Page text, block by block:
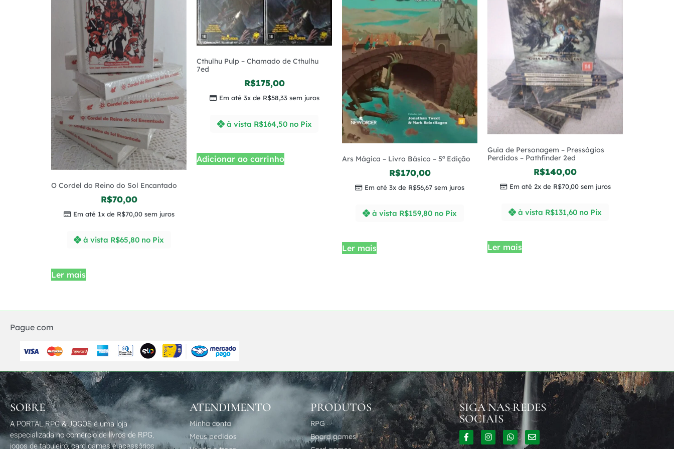
O Cordel do Reino do Sol Encantado
R$70,00
Em até 1x de R$70,00sem juros
à vista R$65,80 no Pix
Ler mais
Cthulhu Pulp – Chamado de Cthulhu
7ed
R$175,00
Em até 3x de R$58,33sem juros
à vista R$164,50 no Pix
Adicionar ao carrinho Ars Mágica – Livro Básico – 5ª Edição
R$170,00
Em até 3x de R$56,67 sem juros
à vista R$159,80 no Pix
Ler mais
Guia de Personagem – Presságios
Perdidos – Pathfinder 2ed
R$140,00
Em até 2x de R$70,00sem juros
à vista R$131,60 no Pix
Ler mais
Pague com
SOBRE
A PORTAL RPG & JOGOS é uma loja
especializada no comércio de livros de RPG,
jogos de tabuleiro, card games e acessórios
ATENDIMENTO
Minha conta
Meus pedidos
PRODUTOS
RPG
Board games
SIGA NAS REDES
SOCIAIS